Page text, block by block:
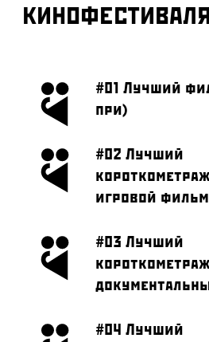
#01 Лучший
при)
#02 Лучший
игровой фильм
#03 Лучший
#04 Лучший